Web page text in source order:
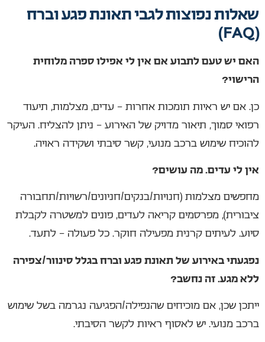
שאלות נפוצות לגבי תאונת פגע וברח
(FAQ)
האם יש טעם לתבוע אם אין לי אפילו ספרה מלוחית
הרישוי?
כן. אם יש ראיות תומכות אחרות – עדים, מצלמות, תיעוד
רפואי סמוך, תיאור מדויק של האירוע – ניתן להצליח. העיקר
להוכיח שימוש ברכב מנועי, קשר סיבתי ושקידה ראויה.
אין לי עדים. מה עושים?
מחפשים מצלמות (חנויות/בנקים/חניונים/רשויות/תחבורה
ציבורית), מפרסמים קריאה לעדים, פונים למשטרה לקבלת
סיוע. לעיתים קרנית מפעילה חוקר. כל פעולה – לתעד.
נפגעתי באירוע של תאונת פגע וברח בגלל סינוור/צפירה
ללא מגע. זה נחשב?
ייתכן שכן, אם מוכיחים שהנפילה/הפגיעה נגרמה בשל שימוש
ברכב מנועי. יש לאסוף ראיות לקשר הסיבתי.